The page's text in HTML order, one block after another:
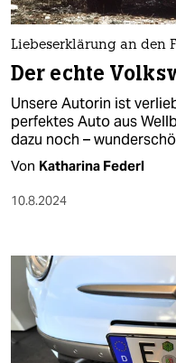
nord
wahrheit
verlag
verlag
veranstaltungen
fragen & hilfe
unterstützen
abo
Liebeserklärung an den
Der echte
Unsere Autorin ist
perfektes Auto aus
dazu noch –
Von Katharina Federl
10.8.2024